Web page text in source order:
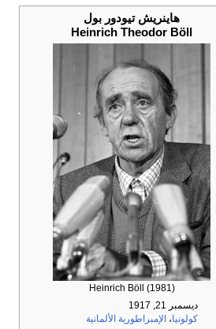
هاينريش تيودور بول
Heinrich Theodor Böll
Heinrich Böll (1981)
ديسمبر 21, 1917
كولونيا، الإمبراطورية الألمانية